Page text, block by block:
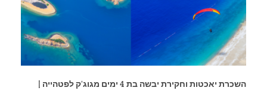
השכרת יאכטות וחקירת יבשה בת 4 ימים מגוג'ק לפטהייה |